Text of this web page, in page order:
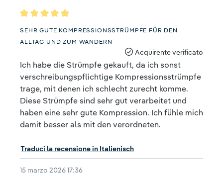
Recensione con valutazione di 5 su 5 stelle
SEHR GUTE KOMPRESSIONSSTRÜMPFE FÜR DEN
ALLTAG UND ZUM WANDERN
Acquirente verificato
Ich habe die Strümpfe gekauft, da ich sonst
verschreibungspflichtige Kompressionsstrümpfe
trage, mit denen ich schlecht zurecht komme.
Diese Strümpfe sind sehr gut verarbeitet und
haben eine sehr gute Kompression. Ich fühle mich
damit besser als mit den verordneten.
Traduci la recensione in Italienisch
15 marzo 2026 17:36